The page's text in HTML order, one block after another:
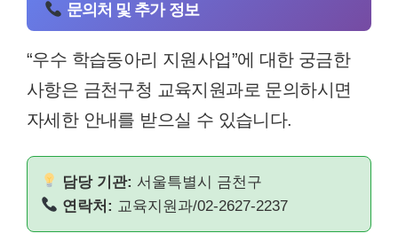
문의처 및 추가 정보
“우수 학습동아리 지원사업”에 대한 궁금한
사항은 금천구청 교육지원과로 문의하시면
자세한 안내를 받으실 수 있습니다.
담당 기관: 서울특별시 금천구
연락처: 교육지원과/02-2627-2237